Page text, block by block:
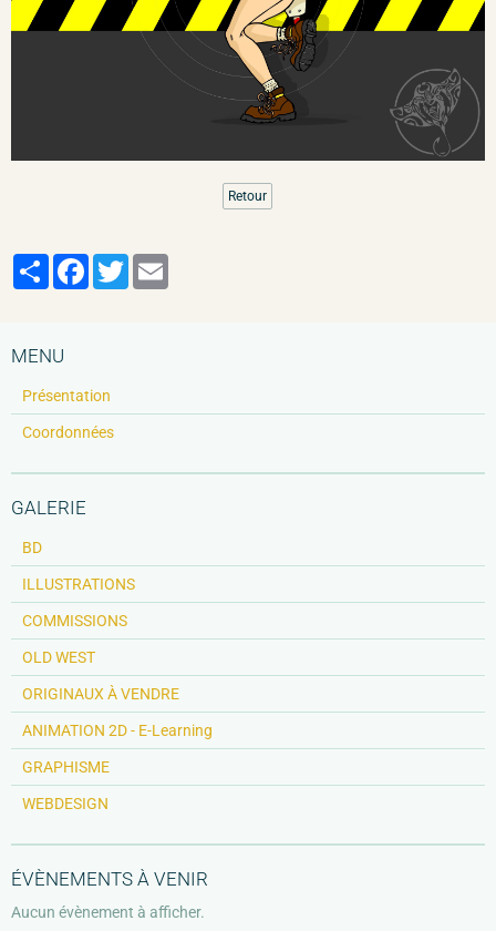
Retour
PartagerFacebook
Twitter
MENU
Présentation
Coordonnées
GALERIE
BD
ILLUSTRATIONS
COMMISSIONS
OLD WEST
ORIGINAUX À VENDRE
ANIMATION 2D - E-Learning
GRAPHISME
WEBDESIGN
ÉVÈNEMENTS À VENIR
Aucun évènement à afficher.